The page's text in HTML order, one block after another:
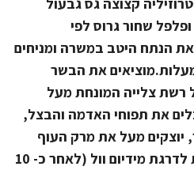
ופלפל שחור גרוס לפי
הנתח היטב במשרה ומניחים
מכוסה למשך הלילה. מחממים תנור לחום גבוה כ- 200 מעלות.מוציאים את הבשר
רשת צלייה המונחת מעל
עד להשחמה. מתבלים את תפוחי האדמה והבצל,
יוצקים מעל את מרק העוף
ומנמיכים לטמפרטורה של 170 מעלות.צולים כ- 60 דקות נוספות לדרגת מידיום וול (לאחר כ- 10